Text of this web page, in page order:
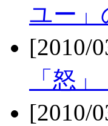
ユー」
[2010/
「怒
[2010/